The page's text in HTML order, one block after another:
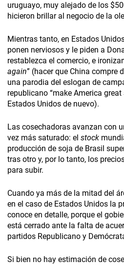
uruguayo, muy alejado de los
hicieron brillar al negocio de la
Mientras tanto, en Estados
ponen nerviosos y le piden a
restablezca el comercio, e
again” (hacer que China compre
una parodia del eslogan de
republicano “make America great
Estados Unidos de nuevo).
Las cosechadoras avanzan con
vez más saturado: el stock
producción de soja de Brasil
tras otro y, por lo tanto, los
para subir.
Cuando ya más de la mitad del
en el caso de Estados Unidos la
conoce en detalle, porque el
está cerrado ante la falta de
partidos Republicano y
Si bien no hay estimación de